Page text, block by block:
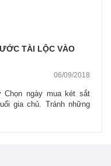
TÀI LỘC VÀO
06/09/2018
Chọn ngày mua két sắt
gia chủ. Tránh những